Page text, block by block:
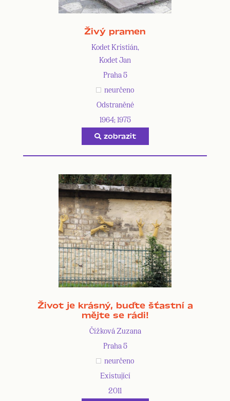
Živý pramen
Kodet Kristián,
Kodet Jan
Praha 5
neurčeno
Odstraněné
1964; 1975
zobrazit
Život je krásný, buďte šťastní a
mějte se rádi!
Čížková Zuzana
Praha 5
neurčeno
Existující
2011